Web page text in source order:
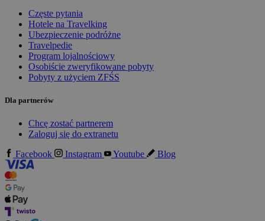
Częste pytania
Hotele na Travelking
Ubezpieczenie podróżne
Travelpedie
Program lojalnościowy
Osobiście zweryfikowane pobyty
Pobyty z użyciem ZFŚS
Dla partnerów
Chcę zostać partnerem
Zaloguj się do extranetu
Facebook
Instagram Youtube Blog